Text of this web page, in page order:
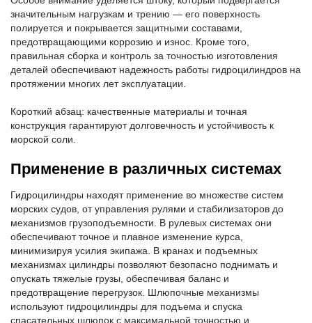
значительным нагрузкам и трению — его поверхность
полируется и покрывается защитными составами,
предотвращающими коррозию и износ. Кроме того,
правильная сборка и контроль за точностью изготовления
деталей обеспечивают надежность работы гидроцилиндров на
протяжении многих лет эксплуатации.
Короткий абзац: качественные материалы и точная
конструкция гарантируют долговечность и устойчивость к
морской соли.
Применение в различных системах
Гидроцилиндры находят применение во множестве систем
морских судов, от управления рулями и стабилизаторов до
механизмов грузоподъемности. В рулевых системах они
обеспечивают точное и плавное изменение курса,
минимизируя усилия экипажа. В кранах и подъемных
механизмах цилиндры позволяют безопасно поднимать и
опускать тяжелые грузы, обеспечивая баланс и
предотвращение перегрузок. Шлюпочные механизмы
используют гидроцилиндры для подъема и спуска
спасательных шлюпок с максимальной точностью и